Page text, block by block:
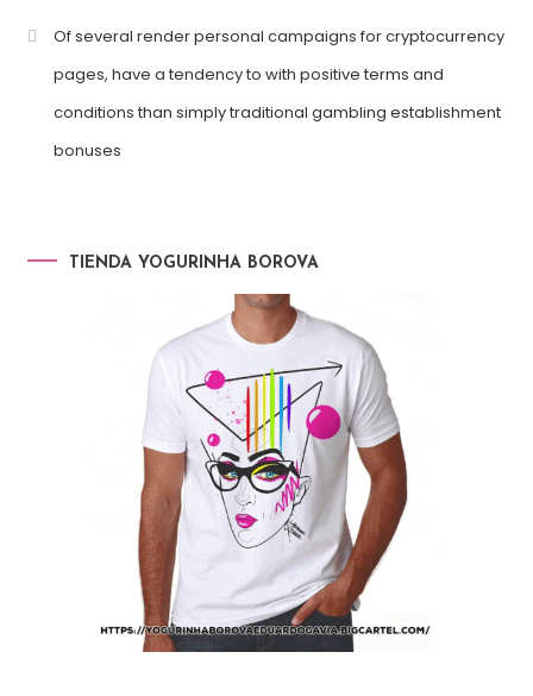
Of several render personal campaigns for cryptocurrency
pages, have a tendency to with positive terms and
conditions than simply traditional gambling establishment
bonuses
TIENDA YOGURINHA BOROVA